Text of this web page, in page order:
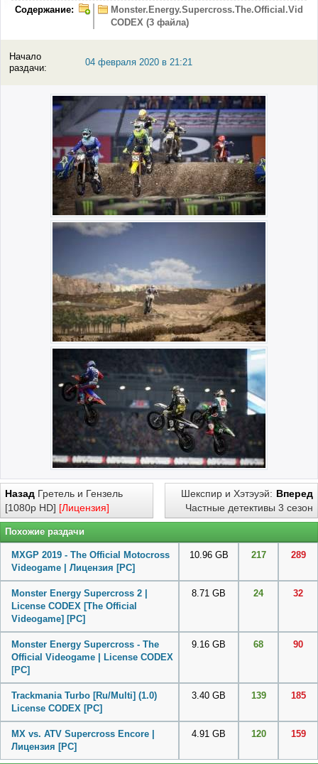
Содержание:
CODEX (3 файла)
Начало
раздачи:
04 февраля 2020 в 21:21
Назад Гретель и Гензель
[1080p HD] [Лицензия]
Вперед
Шекспир и Хэтэуэй:
Частные детективы 3 сезон
Похожие раздачи
MXGP 2019 - The Official Motocross
Videogame | Лицензия [PC]
10.96 GB 217 289
Monster Energy Supercross 2 |
License CODEX [The Official
Videogame] [PC]
8.71 GB 24 32
Monster Energy Supercross - The
Official Videogame | License CODEX
[PC]
9.16 GB 68 90
Trackmania Turbo [Ru/Multi] (1.0)
License CODEX [PC]
3.40 GB 139 185
MX vs. ATV Supercross Encore |
Лицензия [PC]
4.91 GB 120 159